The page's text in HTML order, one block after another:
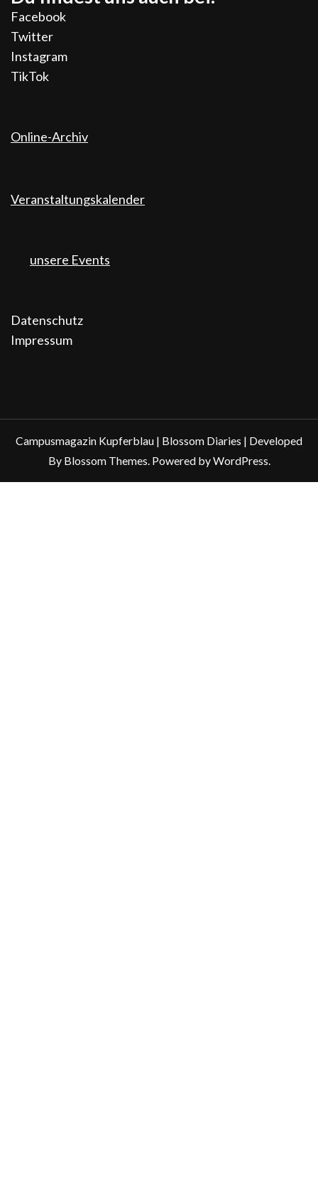
Facebook
Twitter
Instagram
TikTok
Online-Archiv
Veranstaltungskalender
unsere Events
Datenschutz
Impressum
Campusmagazin Kupferblau | Blossom Diaries | Developed
By Blossom Themes. Powered byWordPress.